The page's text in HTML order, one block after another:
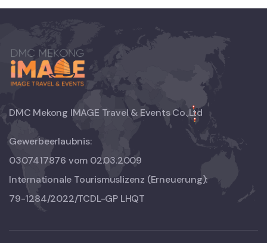
DMC Mekong IMAGE Travel & Events Co.,Ltd
Gewerbeerlaubnis:
0307417876 vom 02.03.2009
Internationale Tourismuslizenz (Erneuerung):
79-1284/2022/TCDL-GP LHQT